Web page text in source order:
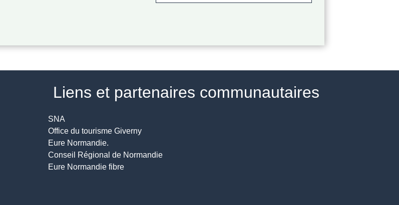
Liens et partenaires communautaires
SNA
Office du tourisme Giverny
Eure Normandie.
Conseil Régional de Normandie
Eure Normandie fibre